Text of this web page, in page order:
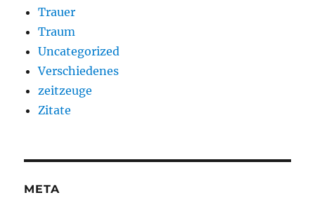
Trauer
Traum
Uncategorized
Verschiedenes
zeitzeuge
Zitate
META